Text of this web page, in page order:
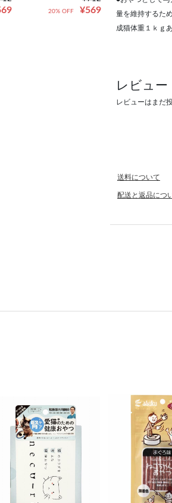
¥569
20% OFF
量を維持するた
成猫体重１ｋｇ
レビュー
レビューはまだ
送料について
配送と返品につ